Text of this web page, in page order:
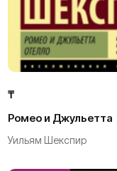
₸
Ромео и Джульетта
Уильям Шекспир